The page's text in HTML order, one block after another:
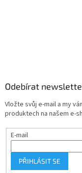
Odebírat
Vložte svůj e-mail a my
produktech na našem e-
E-mail
PŘIHLÁSIT SE